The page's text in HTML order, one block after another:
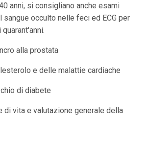
anni, si consigliano anche esami
occulto nelle feci ed ECG per
alla prostata
e delle malattie cardiache
di diabete
di vita e valutazione generale della